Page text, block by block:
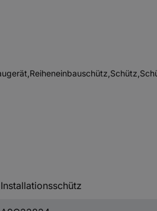
Installationsschütz